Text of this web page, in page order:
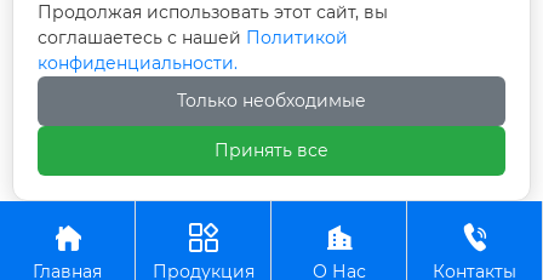
Адрес:
Зона коллективного инновационного
предпринимательства города Яован, Тайсин,
провинции Цзянсу
производству вилочных погрузчиков

Главная

Продукция

О Нас

Контакты
Продолжая использовать этот сайт, вы
соглашаетесь с нашей Политикой
конфиденциальности.
Только необходимые
Принять все